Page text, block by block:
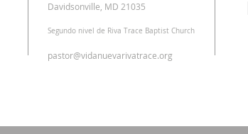
Davidsonville, MD 21035
Segundo nivel de Riva Trace Baptist Church
pastor@vidanuevarivatrace.org